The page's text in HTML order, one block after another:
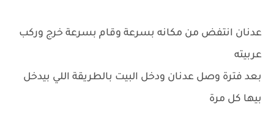
عدنان انتفض من مكانه بسرعة وقام بسرعة خرج وركب
عربيته
بعد فترة وصل عدنان ودخل البيت بالطريقة اللي بيدخل
بيها كل مرة